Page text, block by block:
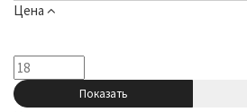
Цена
Показать